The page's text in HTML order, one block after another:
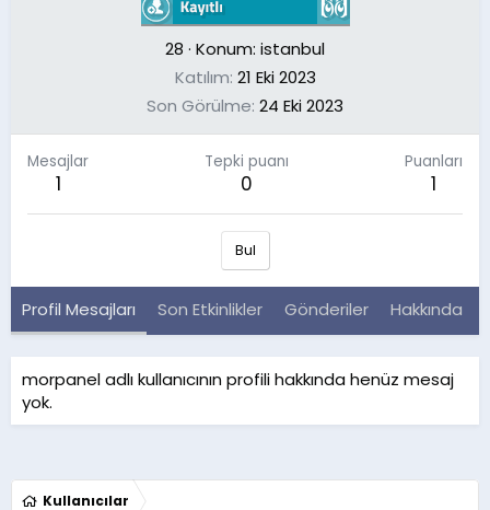
28 · Konum: istanbul
Katılım 21 Eki 2023
Son Görülme 24 Eki 2023
Mesajlar
1
Tepki puanı
0
Puanları
1
Bul
Profil Mesajları Son Etkinlikler Gönderiler Hakkında
morpanel adlı kullanıcının profili hakkında henüz mesaj
yok.
Kullanıcılar